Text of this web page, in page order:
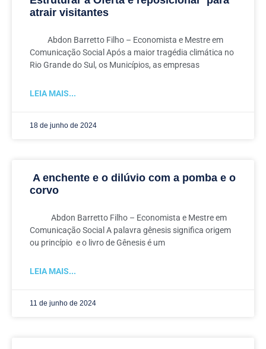
atrair visitantes
Abdon Barretto Filho – Economista e Mestre em
Comunicação Social Após a maior tragédia climática no
Rio Grande do Sul, os Municípios, as empresas
LEIA MAIS...
18 de junho de 2024
A enchente e o dilúvio com a pomba e o
corvo
Abdon Barretto Filho – Economista e Mestre em
Comunicação Social A palavra gênesis significa origem
ou princípio e o livro de Gênesis é um
LEIA MAIS...
11 de junho de 2024